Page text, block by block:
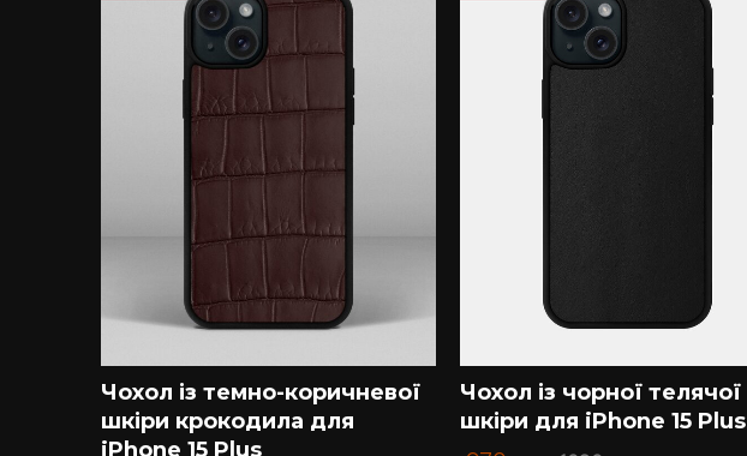
Чохол із темно-коричневої
шкіри крокодила для
iPhone 15 Plus
Чохол із чорної телячої
шкіри для iPhone 15 Plus